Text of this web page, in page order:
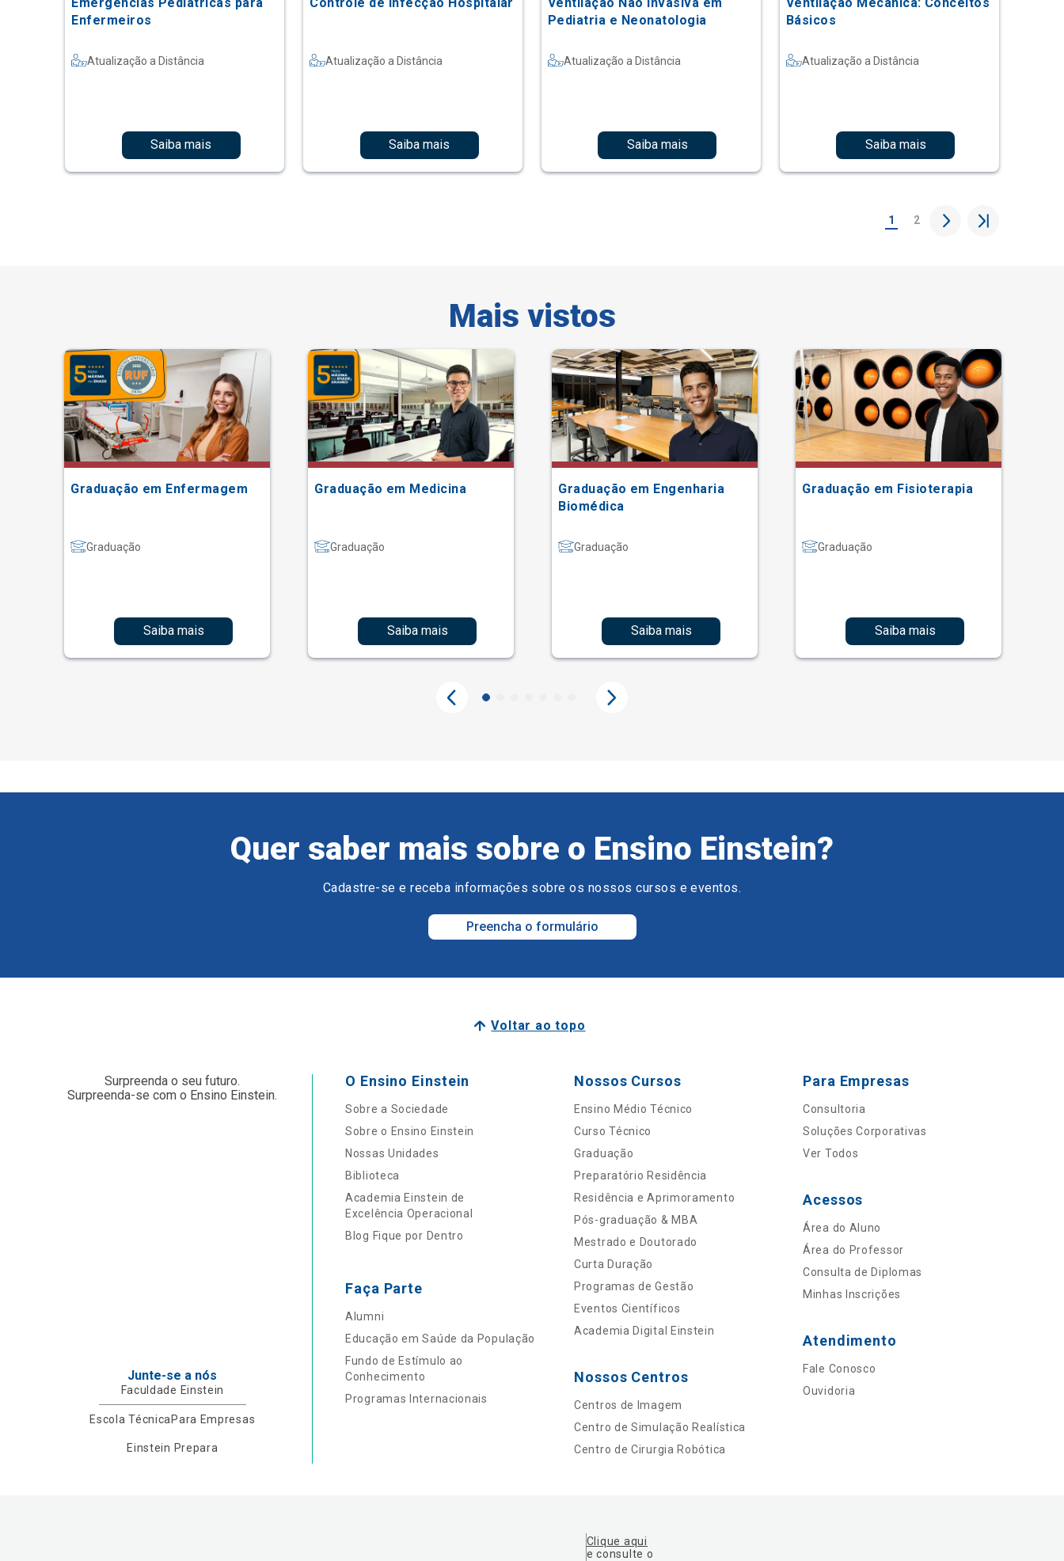
Enfermeiros
Atualização a Distância
Saiba mais
Atualização a Distância
Saiba mais
Pediatria e Neonatologia
Atualização a Distância
Saiba mais
Básicos
Atualização a Distância
Saiba mais
1 2
Mais vistos
Graduação em Enfermagem
Graduação
Saiba mais
Graduação em Medicina
Graduação
Saiba mais
Graduação em Engenharia
Biomédica
Graduação
Saiba mais
Graduação em Fisioterapia
Graduação
Saiba mais
Quer saber mais sobre o Ensino Einstein?
Cadastre-se e receba informações sobre os nossos cursos e eventos.
Preencha o formulário
Voltar ao topo
Surpreenda o seu futuro.
Surpreenda-se com o Ensino Einstein.
Junte-se a nós
Faculdade Einstein
Escola TécnicaPara Empresas
Einstein Prepara
O Ensino Einstein
Sobre a Sociedade
Sobre o Ensino Einstein
Nossas Unidades
Biblioteca
Academia Einstein de
Excelência Operacional
Blog Fique por Dentro
Faça Parte
Alumni
Educação em Saúde da População
Fundo de Estímulo ao
Conhecimento
Programas Internacionais
Nossos Cursos
Ensino Médio Técnico
Curso Técnico
Graduação
Preparatório Residência
Residência e Aprimoramento
Pós-graduação & MBA
Mestrado e Doutorado
Curta Duração
Programas de Gestão
Eventos Científicos
Academia Digital Einstein
Nossos Centros
Centros de Imagem
Centro de Simulação Realística
Centro de Cirurgia Robótica
Para Empresas
Consultoria
Soluções Corporativas
Ver Todos
Acessos
Área do Aluno
Área do Professor
Consulta de Diplomas
Minhas Inscrições
Atendimento
Fale Conosco
Ouvidoria
Clique aqui
e consulte o